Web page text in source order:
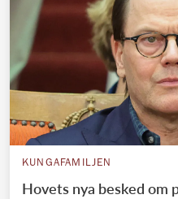
KUNGAFAMILJEN
Hovets nya besked om